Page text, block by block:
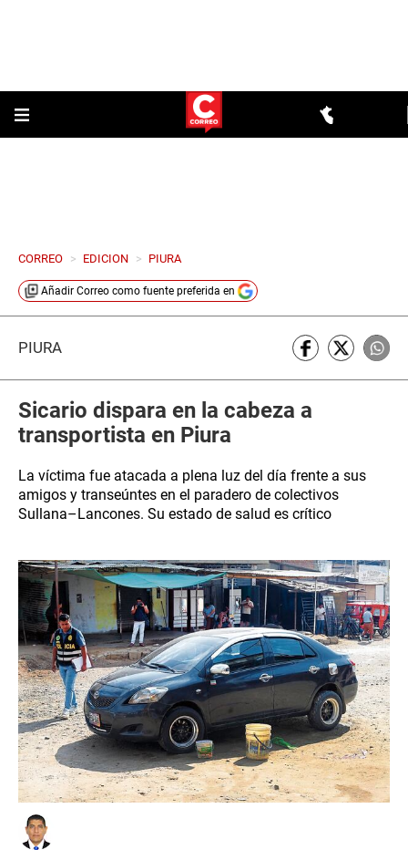
CORREO > EDICION > PIURA
Añadir Correo como fuente preferida en
PIURA
Sicario dispara en la cabeza a
transportista en Piura
La víctima fue atacada a plena luz del día frente a sus
amigos y transeúntes en el paradero de colectivos
Sullana–Lancones. Su estado de salud es crítico